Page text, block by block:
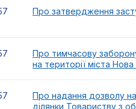
Про затвердження
Про тимчасову
на території міста
Про надання дозволу
ділянки Товариству з